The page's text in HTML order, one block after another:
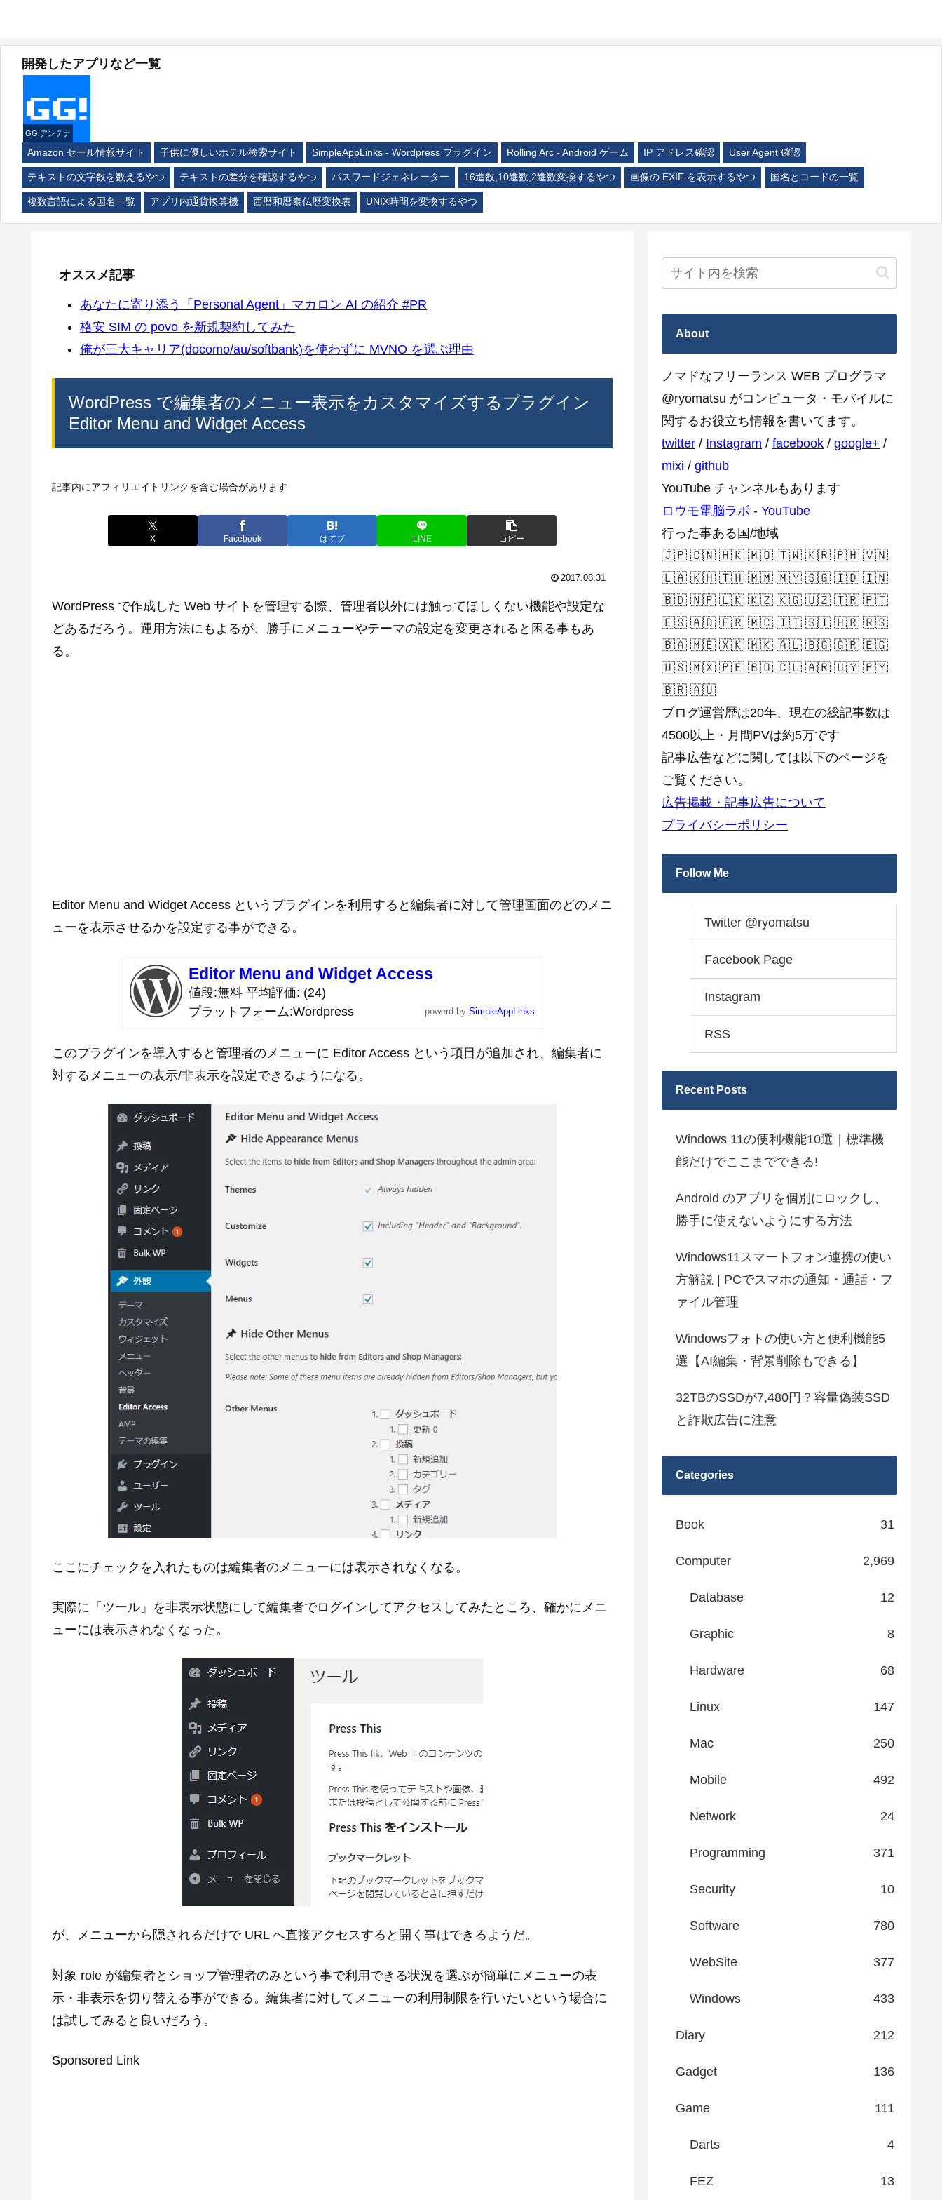
開発したアプリなど一覧
GG!アンテナ
Amazon セール情報サイト 子供に優しいホテル検索サイト SimpleAppLinks - Wordpress プラグイン Rolling Arc - Android ゲーム IP アドレス確認 User Agent 確認
テキストの文字数を数えるやつ テキストの差分を確認するやつ パスワードジェネレーター 16進数,10進数,2進数変換するやつ 画像の EXIF を表示するやつ 国名とコードの一覧
複数言語による国名一覧 アプリ内通貨換算機 西暦和暦泰仏歴変換表 UNIX時間を変換するやつ
オススメ記事
あなたに寄り添う「Personal Agent」マカロン AI の紹介 #PR
格安 SIM の povo を新規契約してみた
俺が三大キャリア(docomo/au/softbank)を使わずに MVNO を選ぶ理由
WordPress で編集者のメニュー表示をカスタマイズするプラグイン
Editor Menu and Widget Access
記事内にアフィリエイトリンクを含む場合があります
X Facebook はてブ LINE コピー
2017.08.31
WordPress で作成した Web サイトを管理する際、管理者以外には触ってほしくない機能や設定な
どあるだろう。運用方法にもよるが、勝手にメニューやテーマの設定を変更されると困る事もあ
る。
Editor Menu and Widget Access というプラグインを利用すると編集者に対して管理画面のどのメニ
ューを表示させるかを設定する事ができる。
Editor Menu and Widget Access
値段 無料 平均評価 (24)
プラットフォーム Wordpress powerd by SimpleAppLinks
このプラグインを導入すると管理者のメニューに Editor Access という項目が追加され、編集者に
対するメニューの表示/非表示を設定できるようになる。
ここにチェックを入れたものは編集者のメニューには表示されなくなる。
実際に「ツール」を非表示状態にして編集者でログインしてアクセスしてみたところ、確かにメニ
ューには表示されなくなった。
が、メニューから隠されるだけで URL へ直接アクセスすると開く事はできるようだ。
対象 role が編集者とショップ管理者のみという事で利用できる状況を選ぶが簡単にメニューの表
示・非表示を切り替える事ができる。編集者に対してメニューの利用制限を行いたいという場合に
は試してみると良いだろう。
Sponsored Link
About
ノマドなフリーランス WEB プログラマ
@ryomatsu がコンピュータ・モバイルに
関するお役立ち情報を書いてます。
twitter / Instagram / facebook / google+ /
mixi / github
YouTube チャンネルもあります
ロウモ電脳ラボ - YouTube
行った事ある国/地域
🇯🇵 🇨🇳 🇭🇰 🇲🇴 🇹🇼 🇰🇷 🇵🇭 🇻🇳
🇱🇦 🇰🇭 🇹🇭 🇲🇲 🇲🇾 🇸🇬 🇮🇩 🇮🇳
🇧🇩 🇳🇵 🇱🇰 🇰🇿 🇰🇬 🇺🇿 🇹🇷 🇵🇹
🇪🇸 🇦🇩 🇫🇷 🇲🇨 🇮🇹 🇸🇮 🇭🇷 🇷🇸
🇧🇦 🇲🇪 🇽🇰 🇲🇰 🇦🇱 🇧🇬 🇬🇷 🇪🇬
🇺🇸 🇲🇽 🇵🇪 🇧🇴 🇨🇱 🇦🇷 🇺🇾 🇵🇾
🇧🇷 🇦🇺
ブログ運営歴は20年、現在の総記事数は
4500以上・月間PVは約5万です
記事広告などに関しては以下のページを
ご覧ください。
広告掲載・記事広告について
プライバシーポリシー
Follow Me
Twitter @ryomatsu
Facebook Page
Instagram
RSS
Recent Posts
Windows 11の便利機能10選｜標準機
能だけでここまでできる!
Android のアプリを個別にロックし、
勝手に使えないようにする方法
Windows11スマートフォン連携の使い
方解説 | PCでスマホの通知・通話・フ
ァイル管理
Windowsフォトの使い方と便利機能5
選【AI編集・背景削除もできる】
32TBのSSDが7,480円？容量偽装SSD
と詐欺広告に注意
Categories
Book 31
Computer 2,969
Database 12
Graphic 8
Hardware 68
Linux 147
Mac 250
Mobile 492
Network 24
Programming 371
Security 10
Software 780
WebSite 377
Windows 433
Diary 212
Gadget 136
Game 111
Darts 4
FEZ 13